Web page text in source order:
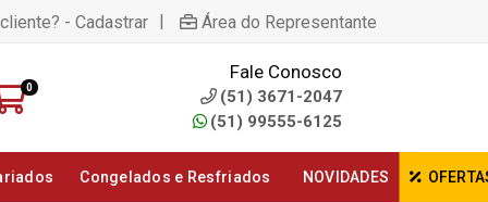
- Cadastrar | Área do Representante
0
Fale Conosco
(51) 3671-2047
(51) 99555-6125
Congelados e Resfriados NOVIDADES